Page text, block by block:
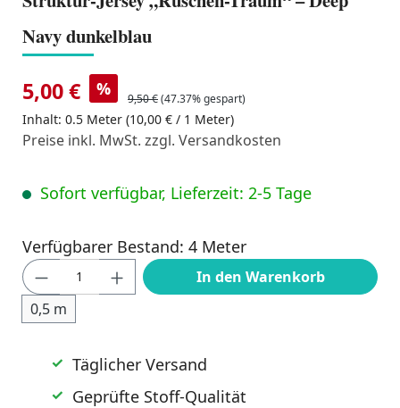
Navy dunkelblau
5,00 € % 9,50 €(47.37% gespart)
Inhalt: 0.5 Meter (10,00 € / 1 Meter)
Preise inkl. MwSt. zzgl. Versandkosten
Sofort verfügbar, Lieferzeit: 2-5 Tage
Verfügbarer Bestand: 4 Meter
Produkt Anzahl: Gib den gewünschten
0,5 m
In den Warenkorb
Täglicher Versand
Geprüfte Stoff-Qualität